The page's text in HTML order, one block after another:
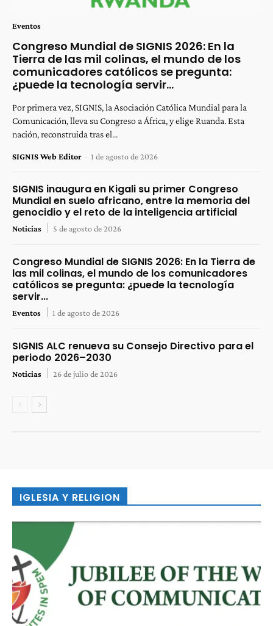
Eventos
Congreso Mundial de SIGNIS 2026: En la
Tierra de las mil colinas, el mundo de los
comunicadores católicos se pregunta:
¿puede la tecnología servir...
Por primera vez, SIGNIS, la Asociación Católica Mundial para la
Comunicación, lleva su Congreso a África, y elige Ruanda. Esta
nación, reconstruida tras el...
SIGNIS Web Editor - 1 de agosto de 2026
SIGNIS inaugura en Kigali su primer Congreso
Mundial en suelo africano, entre la memoria del
genocidio y el reto de la inteligencia artificial
Noticias 5 de agosto de 2026
Congreso Mundial de SIGNIS 2026: En la Tierra de
las mil colinas, el mundo de los comunicadores
católicos se pregunta: ¿puede la tecnología
servir...
Eventos 1 de agosto de 2026
SIGNIS ALC renueva su Consejo Directivo para el
periodo 2026–2030
Noticias 26 de julio de 2026
IGLESIA Y RELIGION